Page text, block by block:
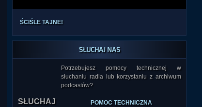
ŚCIŚLE TAJNE!
SŁUCHAJ NAS
Potrzebujesz pomocy technicznej w
słuchaniu radia lub korzystaniu z archiwum
podcastów?
POMOC TECHNICZNA